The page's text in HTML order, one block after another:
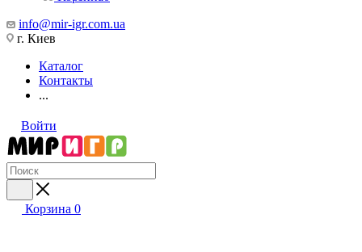
info@mir-igr.com.ua
г. Киев
Каталог
Контакты
...
Войти
Корзина 0